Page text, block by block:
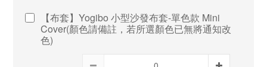
【布套】Yogibo 小型沙發布套-單色款 Mini
Cover(顏色請備註，若所選顏色已無將通知改
色)